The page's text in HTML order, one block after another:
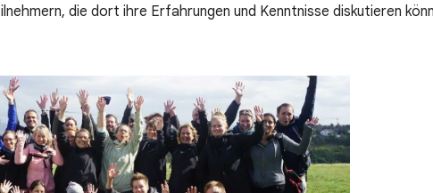
die dort ihre Erfahrungen und Kenntnisse diskutieren